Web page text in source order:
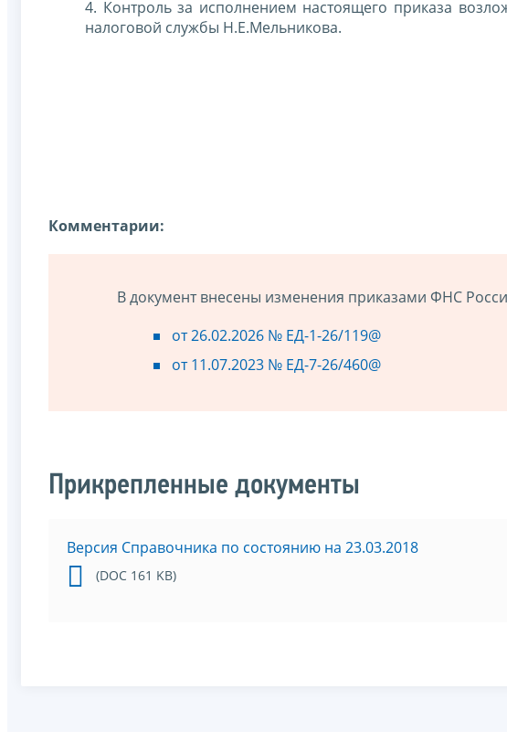
4. Контроль за исполнением настоящего приказа
налоговой службы Н.Е.Мельникова.
Комментарии:
В документ внесены изменения приказами ФНС
от 26.02.2026 № ЕД-1-26/119@
от 11.07.2023 № ЕД-7-26/460@
Прикрепленные документы
Версия Справочника по состоянию на 23.03.2018
(DOC 161 KB)